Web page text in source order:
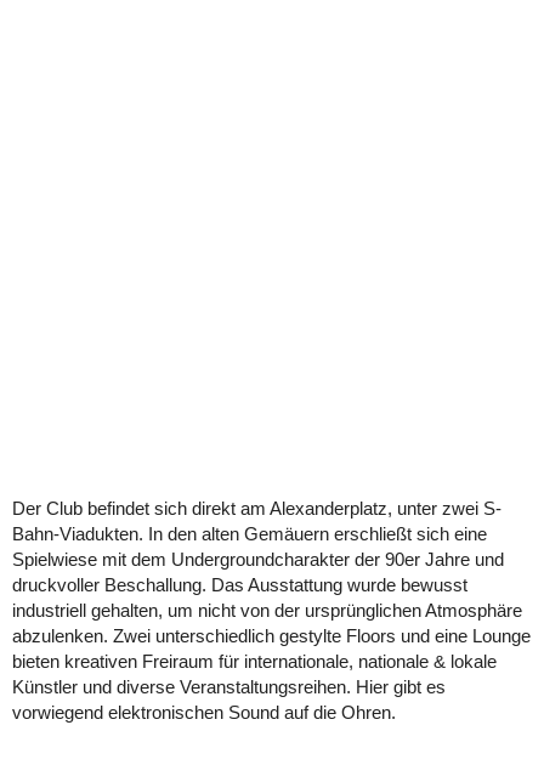
Der Club befindet sich direkt am Alexanderplatz, unter zwei S-
Bahn-Viadukten. In den alten Gemäuern erschließt sich eine
Spielwiese mit dem Undergroundcharakter der 90er Jahre und
druckvoller Beschallung. Das Ausstattung wurde bewusst
industriell gehalten, um nicht von der ursprünglichen Atmosphäre
abzulenken. Zwei unterschiedlich gestylte Floors und eine Lounge
bieten kreativen Freiraum für internationale, nationale & lokale
Künstler und diverse Veranstaltungsreihen. Hier gibt es
vorwiegend elektronischen Sound auf die Ohren.